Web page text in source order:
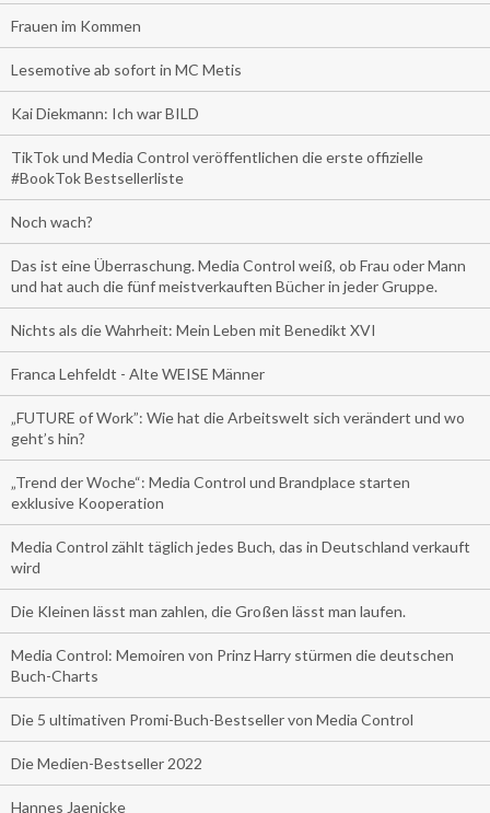
Frauen im Kommen
Lesemotive ab sofort in MC Metis
Kai Diekmann: Ich war BILD
TikTok und Media Control veröffentlichen die erste offizielle
#BookTok Bestsellerliste
Noch wach?
Das ist eine Überraschung. Media Control weiß, ob Frau oder Mann
und hat auch die fünf meistverkauften Bücher in jeder Gruppe.
Nichts als die Wahrheit: Mein Leben mit Benedikt XVI
Franca Lehfeldt - Alte WEISE Männer
„FUTURE of Work”: Wie hat die Arbeitswelt sich verändert und wo
geht’s hin?
„Trend der Woche“: Media Control und Brandplace starten
exklusive Kooperation
Media Control zählt täglich jedes Buch, das in Deutschland verkauft
wird
Die Kleinen lässt man zahlen, die Großen lässt man laufen.
Media Control: Memoiren von Prinz Harry stürmen die deutschen
Buch-Charts
Die 5 ultimativen Promi-Buch-Bestseller von Media Control
Die Medien-Bestseller 2022
Hannes Jaenicke